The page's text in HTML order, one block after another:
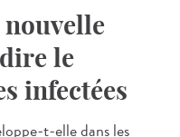
nouvelle
le
infectées
t-elle dans les